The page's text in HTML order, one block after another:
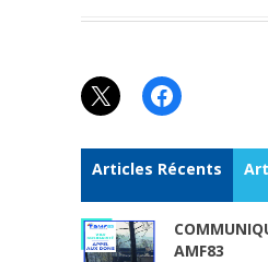
X Facebook
Articles Récents
AMF83